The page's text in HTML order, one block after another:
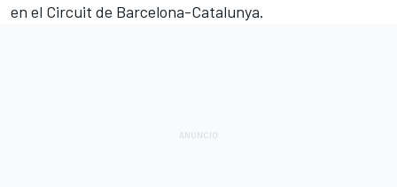
en el Circuit de Barcelona-Catalunya.